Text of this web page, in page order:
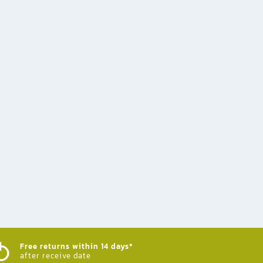
Free returns within 14 days*
after receive date